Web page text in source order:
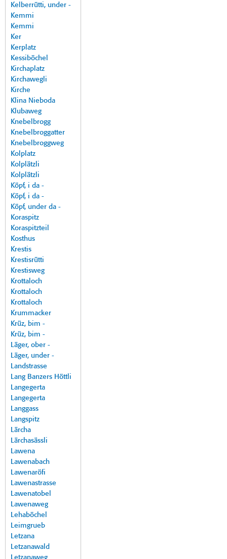
Kelberrütti, under -
Kemmi
Kemmi
Ker
Kerplatz
Kessiböchel
Kirchaplatz
Kirchawegli
Kirche
Klina Nieboda
Klubaweg
Knebelbrogg
Knebelbroggatter
Knebelbroggweg
Kolplatz
Kolplätzli
Kolplätzli
Köpf, i da -
Köpf, i da -
Köpf, under da -
Koraspitz
Koraspitzteil
Kosthus
Krestis
Krestisrütti
Krestisweg
Krottaloch
Krottaloch
Krottaloch
Krummacker
Krüz, bim -
Krüz, bim -
Läger, ober -
Läger, under -
Landstrasse
Lang Banzers Höttli
Langegerta
Langegerta
Langgass
Langspitz
Lärcha
Lärchasässli
Lawena
Lawenabach
Lawenaröfi
Lawenastrasse
Lawenatobel
Lawenaweg
Lehaböchel
Leimgrueb
Letzana
Letzanawald